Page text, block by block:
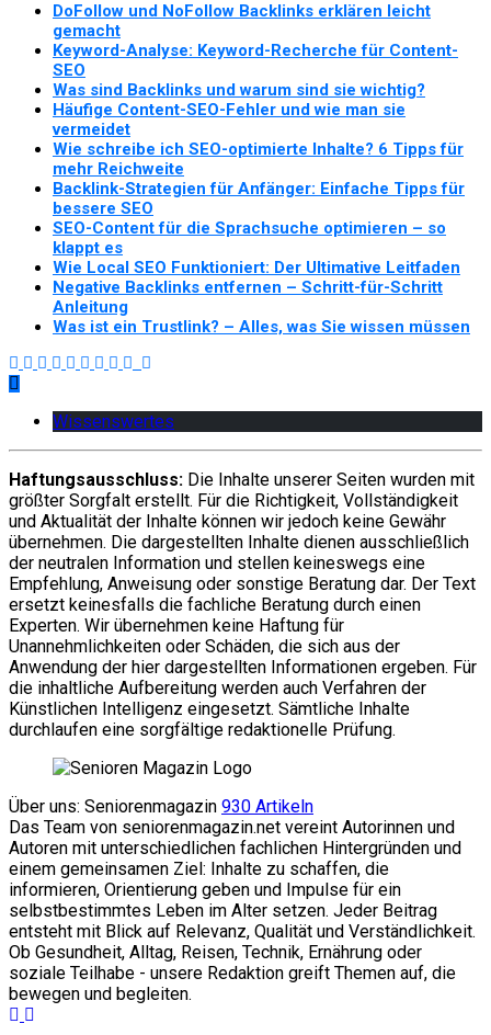
DoFollow und NoFollow Backlinks erklären leicht
gemacht
Keyword-Analyse: Keyword-Recherche für Content-
SEO
Was sind Backlinks und warum sind sie wichtig?
Häufige Content-SEO-Fehler und wie man sie
vermeidet
Wie schreibe ich SEO-optimierte Inhalte? 6 Tipps für
mehr Reichweite
Backlink-Strategien für Anfänger: Einfache Tipps für
bessere SEO
SEO-Content für die Sprachsuche optimieren – so
klappt es
Wie Local SEO Funktioniert: Der Ultimative Leitfaden
Negative Backlinks entfernen – Schritt-für-Schritt
Anleitung
Was ist ein Trustlink? – Alles, was Sie wissen müssen
Wissenswertes
Haftungsausschluss: Die Inhalte unserer Seiten wurden mit
größter Sorgfalt erstellt. Für die Richtigkeit, Vollständigkeit
und Aktualität der Inhalte können wir jedoch keine Gewähr
übernehmen. Die dargestellten Inhalte dienen ausschließlich
der neutralen Information und stellen keineswegs eine
Empfehlung, Anweisung oder sonstige Beratung dar. Der Text
ersetzt keinesfalls die fachliche Beratung durch einen
Experten. Wir übernehmen keine Haftung für
Unannehmlichkeiten oder Schäden, die sich aus der
Anwendung der hier dargestellten Informationen ergeben. Für
die inhaltliche Aufbereitung werden auch Verfahren der
Künstlichen Intelligenz eingesetzt. Sämtliche Inhalte
durchlaufen eine sorgfältige redaktionelle Prüfung.
Über uns: Seniorenmagazin 930 Artikeln
Das Team von seniorenmagazin.net vereint Autorinnen und
Autoren mit unterschiedlichen fachlichen Hintergründen und
einem gemeinsamen Ziel: Inhalte zu schaffen, die
informieren, Orientierung geben und Impulse für ein
selbstbestimmtes Leben im Alter setzen. Jeder Beitrag
entsteht mit Blick auf Relevanz, Qualität und Verständlichkeit.
Ob Gesundheit, Alltag, Reisen, Technik, Ernährung oder
soziale Teilhabe - unsere Redaktion greift Themen auf, die
bewegen und begleiten.
Website